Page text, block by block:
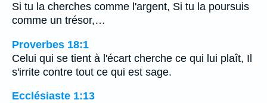
Si tu la cherches comme l'argent, Si tu la poursuis
comme un trésor,…
Proverbes 18:1
Celui qui se tient à l'écart cherche ce qui lui plaît, Il
s'irrite contre tout ce qui est sage.
Ecclésiaste 1:13